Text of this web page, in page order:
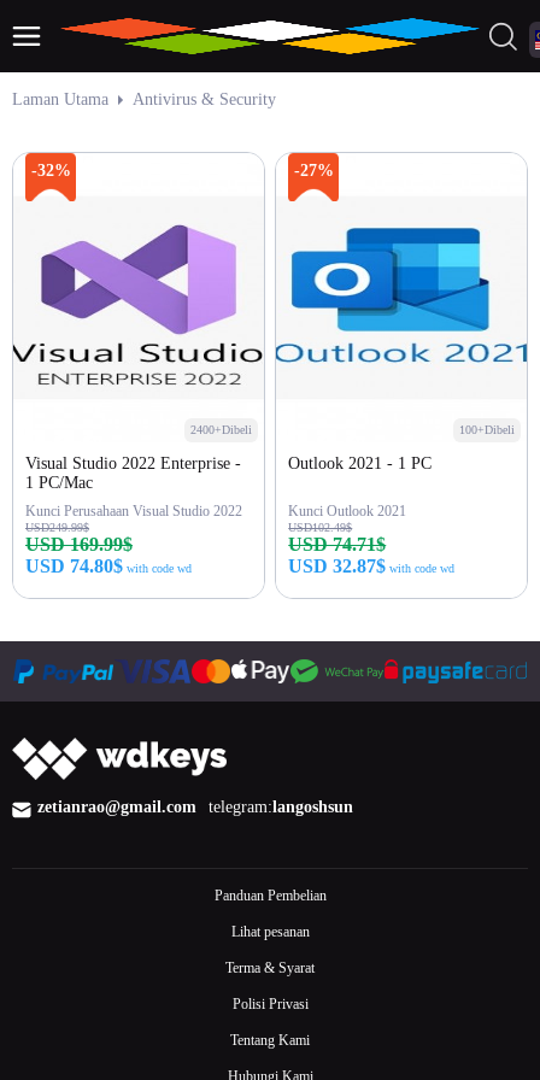
Laman Utama Antivirus & Security
-32%
2400+Dibeli
Visual Studio 2022 Enterprise -
1 PC/Mac
Kunci Perusahaan Visual Studio 2022
USD249.99$
USD 169.99$
USD 74.80$ with code wd
-27%
100+Dibeli
Outlook 2021 - 1 PC
Kunci Outlook 2021
USD102.49$
USD 74.71$
USD 32.87$ with code wd
zetianrao@gmail.com telegram:langoshsun
Panduan Pembelian
Lihat pesanan
Terma & Syarat
Polisi Privasi
Tentang Kami
Hubungi Kami